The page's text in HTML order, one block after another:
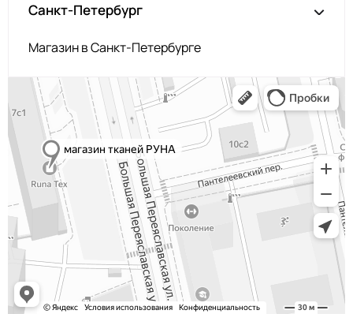
Санкт-Петербург
Магазин в Санкт-Петербурге